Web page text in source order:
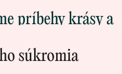
súkromia
príbehy krásy a